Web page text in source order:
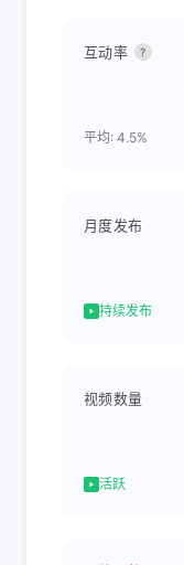
互动率 ?
平均: 4.5%
月度发布
持续发布
视频数量
活跃